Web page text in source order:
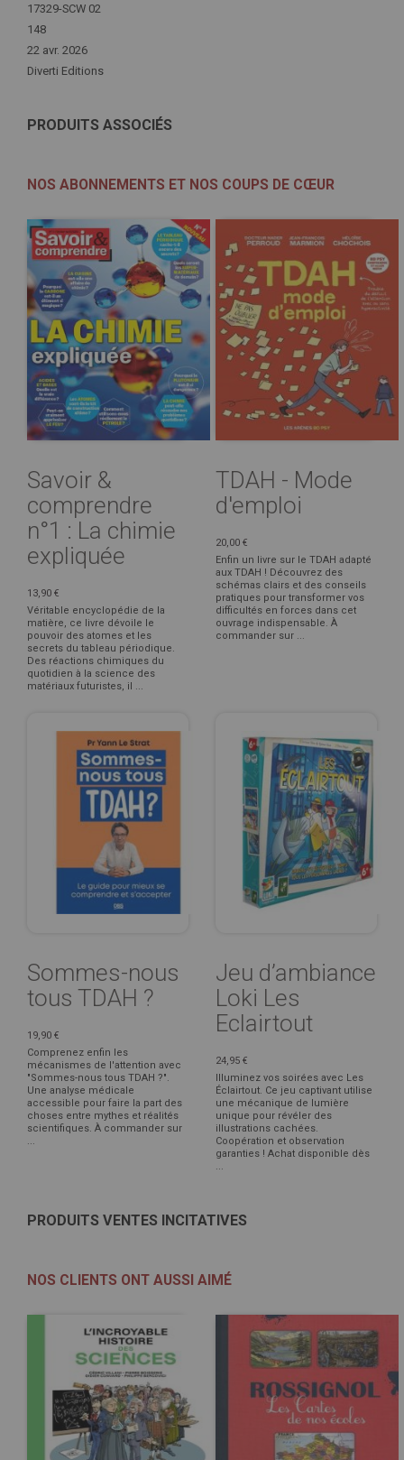
d'infos
17329-SCW 02
148
22 avr. 2026
Diverti Editions
PRODUITS ASSOCIÉS
NOS ABONNEMENTS ET NOS COUPS DE CŒUR
Savoir &
comprendre
n°1 : La chimie
expliquée
13,90 €
Véritable encyclopédie de la
matière, ce livre dévoile le
pouvoir des atomes et les
secrets du tableau périodique.
Des réactions chimiques du
quotidien à la science des
matériaux futuristes, il ...
TDAH - Mode
d'emploi
20,00 €
Enfin un livre sur le TDAH adapté
aux TDAH ! Découvrez des
schémas clairs et des conseils
pratiques pour transformer vos
difficultés en forces dans cet
ouvrage indispensable. À
commander sur ...
Sommes-nous
tous TDAH ?
19,90 €
Comprenez enfin les
mécanismes de l'attention avec
"Sommes-nous tous TDAH ?".
Une analyse médicale
accessible pour faire la part des
choses entre mythes et réalités
scientifiques. À commander sur
...
Jeu d’ambiance
Loki Les
Eclairtout
24,95 €
Illuminez vos soirées avec Les
Éclairtout. Ce jeu captivant utilise
une mécanique de lumière
unique pour révéler des
illustrations cachées.
Coopération et observation
garanties ! Achat disponible dès
...
PRODUITS VENTES INCITATIVES
NOS CLIENTS ONT AUSSI AIMÉ